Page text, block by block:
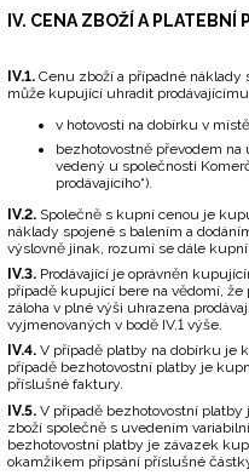
IV. CENA ZBOŽÍ A PLATEBNÍ
IV.1. Cenu zboží a případné
může kupující uhradit
v hotovosti na dobírku v
bezhotovostně převodem
vedený u společnosti
prodávajícího“).
IV.2. Společně s kupní cenou je
náklady spojené s balením a
výslovně jinak, rozumí se dále
IV.3. Prodávající je oprávněn
případě kupující bere na vědomí,
záloha v plné výši uhrazena
vyjmenovaných v bodě IV.1 výše.
IV.4. V případě platby na dobírku je
případě bezhotovostní platby je
příslušné faktury.
IV.5. V případě bezhotovostní
zboží společně s uvedením
bezhotovostní platby je závazek
okamžikem připsání příslušné